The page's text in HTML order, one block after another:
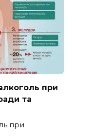
при
та
при